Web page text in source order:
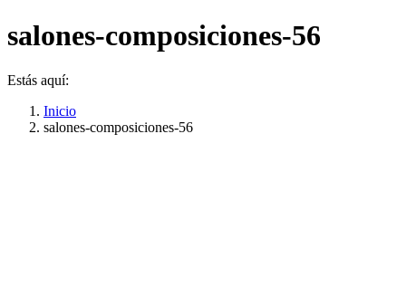
salones-composiciones-56
Estás aquí:
Inicio
salones-composiciones-56